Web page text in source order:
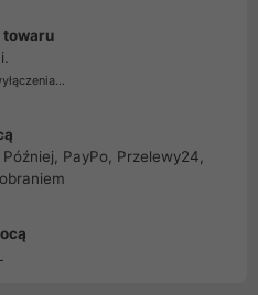
towaru
Później, PayPo, Przelewy24,